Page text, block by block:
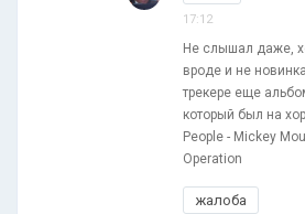
17:12
Не слышал даже,
вроде и не
трекере еще
который был на
People - Mickey
Operation
жалоба